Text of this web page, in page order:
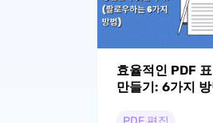
효율적인 PDF
만들기: 6가지 방